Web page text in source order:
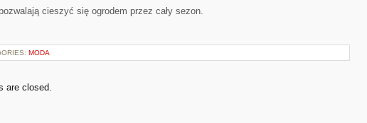
cieszyć się ogrodem przez cały sezon.
MODA
are closed.